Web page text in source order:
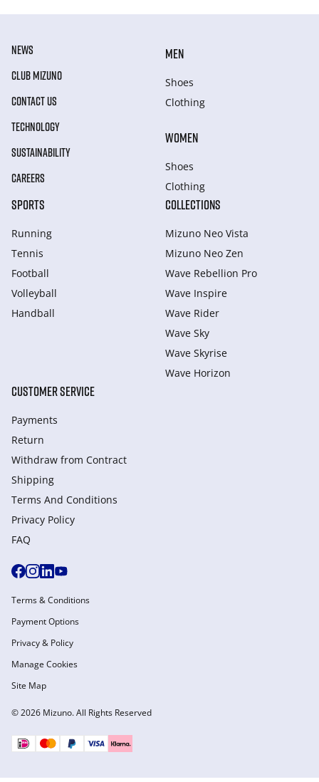
NEWS
CLUB MIZUNO
CONTACT US
TECHNOLOGY
SUSTAINABILITY
CAREERS
MEN
Shoes
Clothing
WOMEN
Shoes
Clothing
SPORTS
Running
Tennis
Football
Volleyball
Handball
COLLECTIONS
Mizuno Neo Vista
Mizuno Neo Zen
Wave Rebellion Pro
Wave Inspire
Wave Rider
Wave Sky
Wave Skyrise
Wave Horizon
CUSTOMER SERVICE
Payments
Return
Withdraw from Сontract
Shipping
Terms And Conditions
Privacy Policy
FAQ
© 2026 Mizuno. All Rights Reserved
Terms & Conditions
Payment Options
Privacy & Policy
Manage Cookies
Site Map